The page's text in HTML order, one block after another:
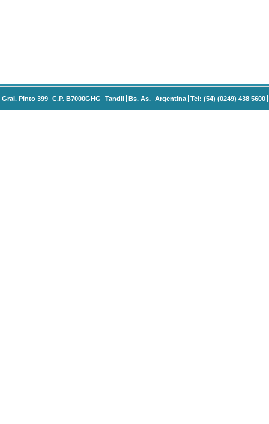
Gral. Pinto 399 C.P. B7000GHG Tandil Bs. As. Argentina Tel: (54) (0249) 438 5600